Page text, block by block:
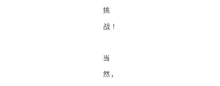
挑
战！
当
然，